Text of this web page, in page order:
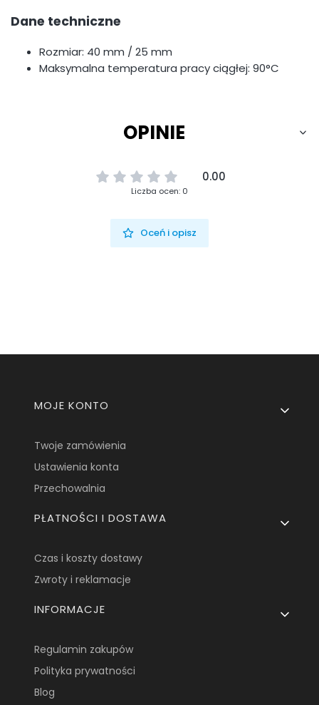
Dane techniczne
Rozmiar: 40 mm / 25 mm
Maksymalna temperatura pracy ciągłej: 90°C
OPINIE
0.00
Liczba ocen: 0
Oceń i opisz
Linki w stopce
MOJE KONTO
Twoje zamówienia
Ustawienia konta
Przechowalnia
PŁATNOŚCI I DOSTAWA
Czas i koszty dostawy
Zwroty i reklamacje
INFORMACJE
Regulamin zakupów
Polityka prywatności
Blog